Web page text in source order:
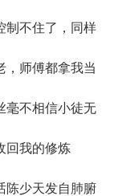
制不住了，同样
，师傅都拿我当
毫不相信小徒无
回我的修炼
陈少天发自肺腑